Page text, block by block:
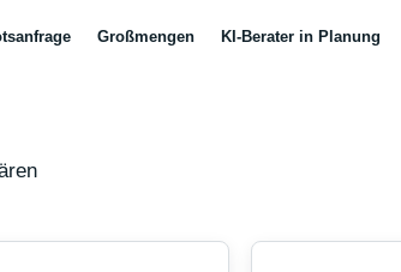
Großmengen KI-Berater in Planung